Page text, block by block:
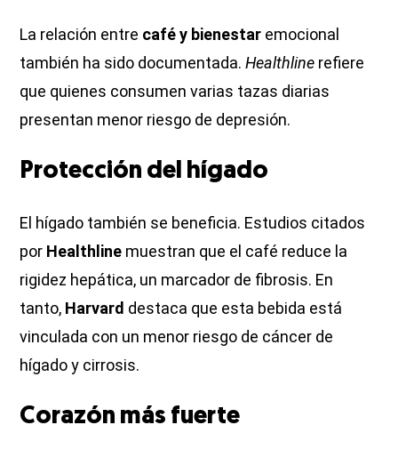
La relación entre café y bienestar emocional
también ha sido documentada.Healthline refiere
que quienes consumen varias tazas diarias
presentan menor riesgo de depresión.
Protección del hígado
El hígado también se beneficia. Estudios citados
por Healthline muestran que el café reduce la
rigidez hepática, un marcador de fibrosis. En
tanto, Harvard destaca que esta bebida está
vinculada con un menor riesgo de cáncer de
hígado y cirrosis.
Corazón más fuerte